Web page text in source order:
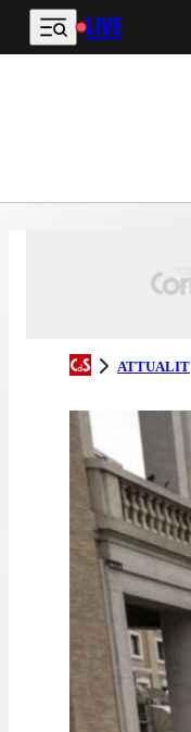
Vai al contenuto principale
LIVE
ATTUALIT